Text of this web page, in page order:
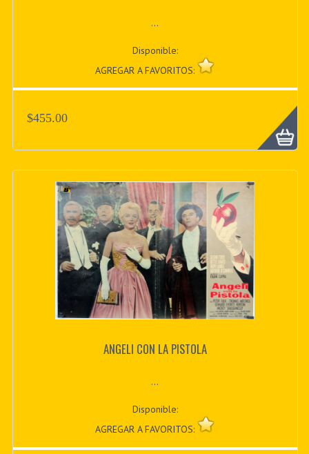
...
Disponible:
AGREGAR A FAVORITOS:
$455.00
ANGELI CON LA PISTOLA
...
Disponible:
AGREGAR A FAVORITOS: